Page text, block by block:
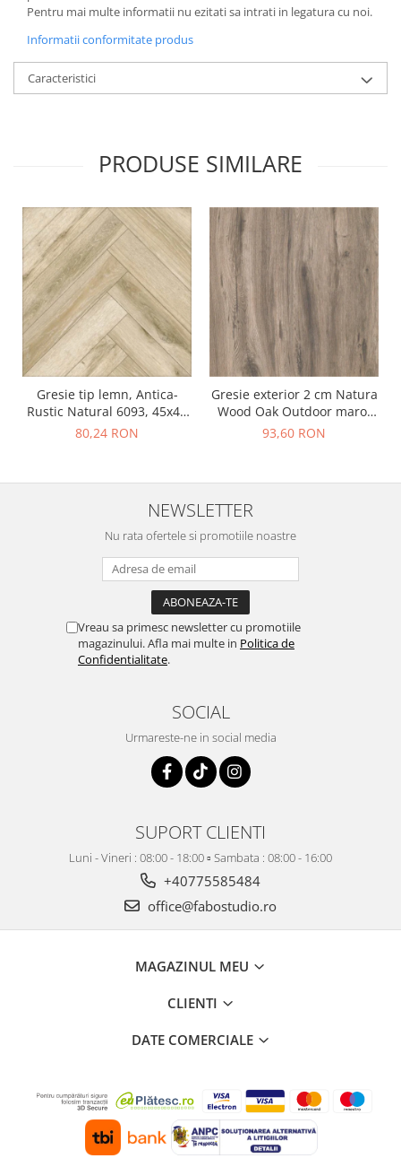
Pentru mai multe informatii nu ezitati sa intrati in legatura cu noi.
Informatii conformitate produs
Caracteristici
PRODUSE SIMILARE
Gresie tip lemn, Antica-
Rustic Natural 6093, 45x45
cm, portelanata, bej, finisaj
80,24 RON
Gresie exterior 2 cm Natura
Wood Oak Outdoor maro,
0.73mp/cut
93,60 RON
NEWSLETTER
Nu rata ofertele si promotiile noastre
Vreau sa primesc newsletter cu promotiile
magazinului. Afla mai multe in Politica de
Confidentialitate.
SOCIAL
Urmareste-ne in social media
SUPORT CLIENTI
Luni - Vineri : 08:00 - 18:00 ▫️ Sambata : 08:00 - 16:00
+40775585484
office@fabostudio.ro
MAGAZINUL MEU
CLIENTI
DATE COMERCIALE